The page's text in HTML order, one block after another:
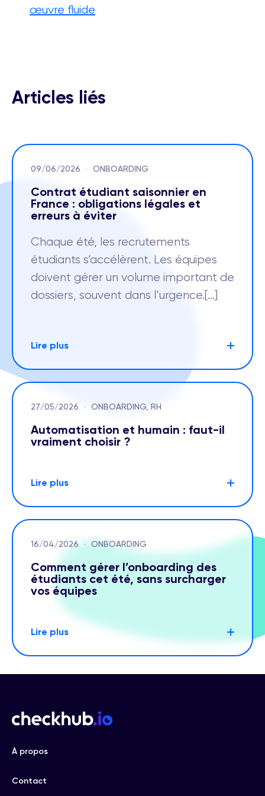
œuvre fluide
Articles liés
09/06/2026 · ONBOARDING
Contrat étudiant saisonnier en
France : obligations légales et
erreurs à éviter
Chaque été, les recrutements
étudiants s’accélèrent. Les équipes
doivent gérer un volume important de
dossiers, souvent dans l’urgence.[…]
Lire plus
27/05/2026 · ONBOARDING, RH
Automatisation et humain : faut-il
vraiment choisir ?
Lire plus
16/04/2026 · ONBOARDING
Comment gérer l’onboarding des
étudiants cet été, sans surcharger
vos équipes
Lire plus
À propos
Contact